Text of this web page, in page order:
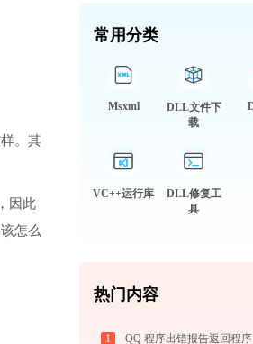
。其
因此
怎么
常用分类
Msxml
DLL文件下
载
VC++运行库
DLL修复工
具
热门内容
1